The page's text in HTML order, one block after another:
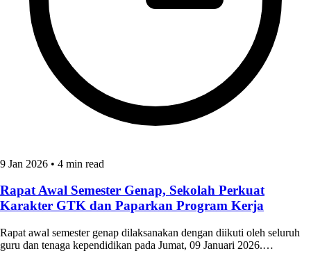
9 Jan 2026 • 4 min read
Rapat Awal Semester Genap, Sekolah Perkuat
Karakter GTK dan Paparkan Program Kerja
Rapat awal semester genap dilaksanakan dengan diikuti oleh seluruh
guru dan tenaga kependidikan pada Jumat, 09 Januari 2026.…